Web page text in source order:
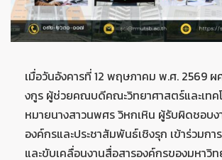
เมื่อวันอังคารที่ 12 พฤษภาคม พ.ศ. 2569 ผ
งกูร ผู้ช่วยคณบดีคณะวิทยาศาสตร์และเทค
หมายนางสาวนพศร วิหกเหิน ผู้รับผิดชอบง
องค์กรและประชาสัมพันธ์เชิงรุก เข้าร่วมก
และขับเคลื่อนงานสื่อสารองค์กรของมหาวิ